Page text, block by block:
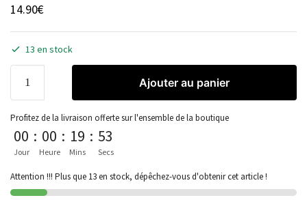
14.90€
13 en stock
Ajouter au panier
Profitez de la livraison offerte sur l'ensemble de la boutique
00
Jour
: 00
Heure
: 19
Mins
: 53
Secs
Attention !!! Plus que 13 en stock, dépêchez-vous d'obtenir cet article !